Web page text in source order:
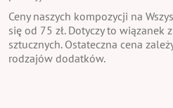
Ceny naszych kompozycji na
się od 75 zł. Dotyczy to wiązanek
sztucznych. Ostateczna cena
rodzajów dodatków.